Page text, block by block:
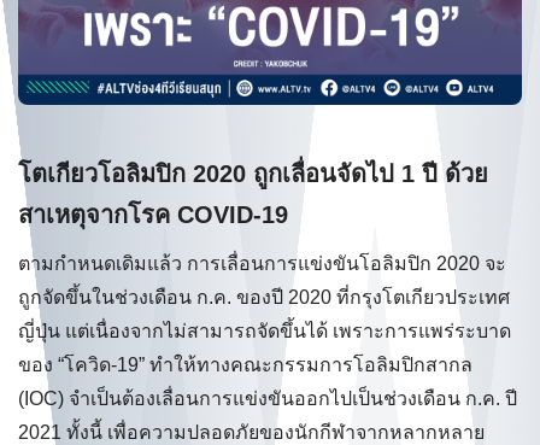
โตเกียวโอลิมปิก 2020 ถูกเลื่อนจัดไป 1 ปี ด้วย
สาเหตุจากโรค COVID-19
ตามกำหนดเดิมแล้ว การเลื่อนการแข่งขันโอลิมปิก 2020 จะ
ถูกจัดขึ้นในช่วงเดือน ก.ค. ของปี 2020 ที่กรุงโตเกียวประเทศ
ญี่ปุ่น แต่เนื่องจากไม่สามารถจัดขึ้นได้ เพราะการแพร่ระบาด
ของ “โควิด-19” ทำให้ทางคณะกรรมการโอลิมปิกสากล
(IOC) จำเป็นต้องเลื่อนการแข่งขันออกไปเป็นช่วงเดือน ก.ค. ปี
2021 ทั้งนี้ เพื่อความปลอดภัยของนักกีฬาจากหลากหลาย